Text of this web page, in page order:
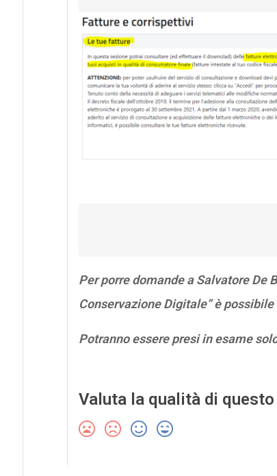
Per porre domande a Salvatore De
Conservazione Digitale” è
Potranno essere presi in esame
Valuta la qualità di